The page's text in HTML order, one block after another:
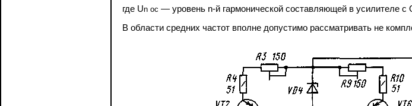
где Un ос — уровень n-й гармонической составляющей в усилителе
В области средних частот вполне допустимо рассматривать не